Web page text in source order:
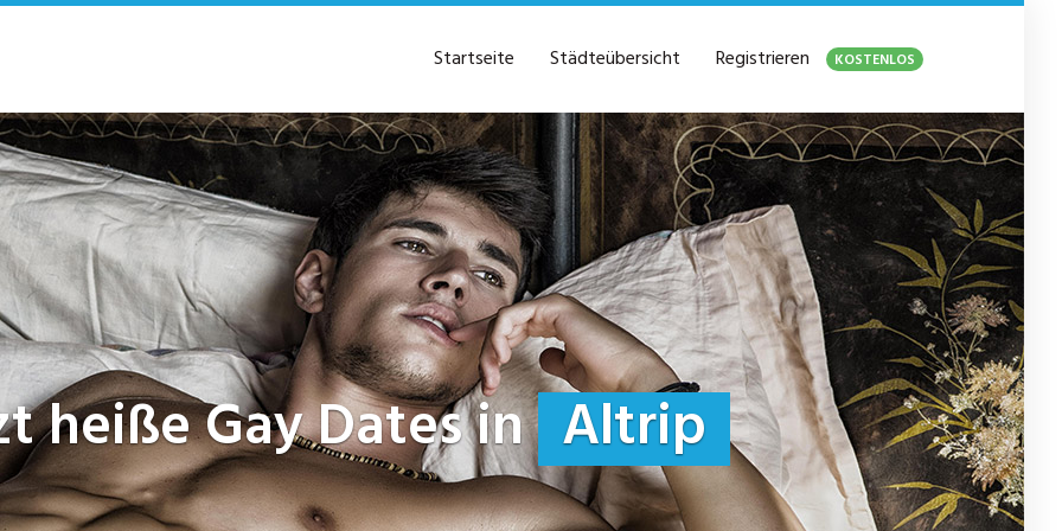
Startseite Städteübersicht Registrieren KOSTENLOS
heiße Gay Dates in Altrip